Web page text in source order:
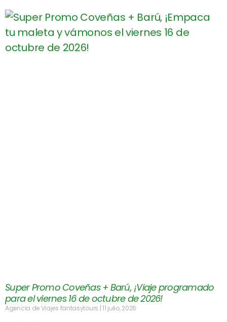
Super Promo Coveñas + Barú, ¡Viaje programado
para el viernes 16 de octubre de 2026!
Agencia de Viajes fantasytours 11 julio, 2026